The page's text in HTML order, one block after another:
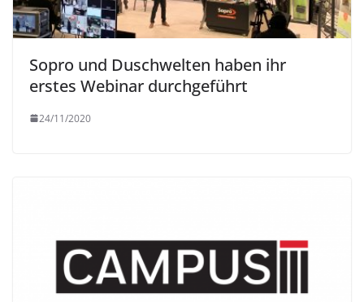
Sopro und Duschwelten haben ihr
erstes Webinar durchgeführt
24/11/2020